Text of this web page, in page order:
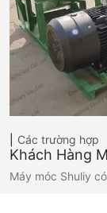
Các trường hợp
Khách Hàng
Máy móc Shuliy